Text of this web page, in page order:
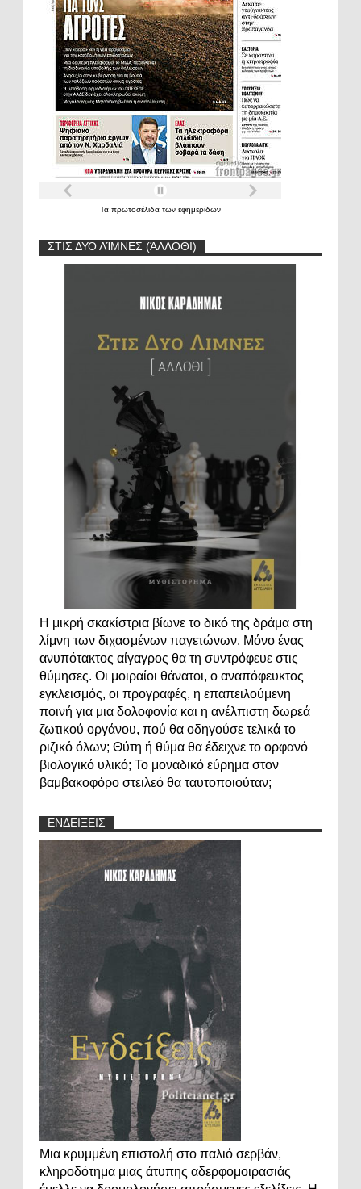
Τα πρωτοσέλιδα των εφημερίδων
ΣΤΙΣ ΔΥΟ ΛΊΜΝΕΣ (ΆΛΛΟΘΙ)
Η μικρή σκακίστρια βίωνε το δικό της δράμα στη
λίμνη των διχασμένων παγετώνων. Μόνο ένας
ανυπότακτος αίγαγρος θα τη συντρόφευε στις
θύμησες. Οι μοιραίοι θάνατοι, ο αναπόφευκτος
εγκλεισμός, οι προγραφές, η επαπειλούμενη
ποινή για μια δολοφονία και η ανέλπιστη δωρεά
ζωτικού οργάνου, πού θα οδηγούσε τελικά το
ριζικό όλων; Θύτη ή θύμα θα έδειχνε το ορφανό
βιολογικό υλικό; Το μοναδικό εύρημα στον
βαμβακοφόρο στειλεό θα ταυτοποιούταν;
ΕΝΔΕΙΞΕΙΣ
Μια κρυμμένη επιστολή στο παλιό σερβάν,
κληροδότημα μιας άτυπης αδερφομοιρασιάς